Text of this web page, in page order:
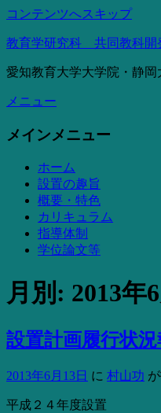
コンテンツへスキップ
教育学研究科 共同教科開
愛知教育大学大学院・静岡
メニュー
メインメニュー
ホーム
設置の趣旨
概要・特色
カリキュラム
指導体制
学位論文等
月別: 2013年6
設置計画履行状
2013年6月13日 に 村山功
平成２４年度設置